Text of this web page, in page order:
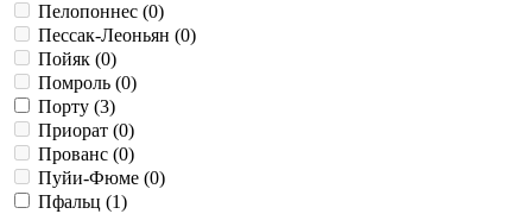
Пелопоннес (0)
Пессак-Леоньян (0)
Пойяк (0)
Помроль (0)
Порту (3)
Приорат (0)
Прованс (0)
Пуйи-Фюме (0)
Пфальц (1)